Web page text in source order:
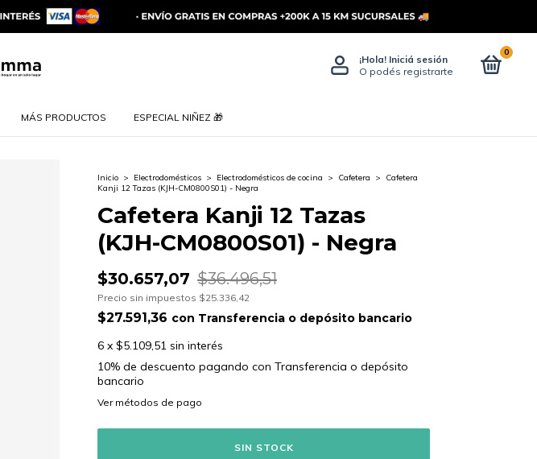
¡Hola! Iniciá sesión
O podés registrarte
0
MÁS PRODUCTOS ESPECIAL NIÑEZ 🎁
Inicio > Electrodomésticos > Electrodomésticos de cocina > Cafetera >
Cafetera
Kanji 12 Tazas (KJH-CM0800S01) - Negra
Cafetera Kanji 12 Tazas
(KJH-CM0800S01) - Negra
$30.657,07 $36.496,51
Precio sin impuestos $25.336,42
$27.591,36 con Transferencia o depósito bancario
6 x $5.109,51 sin interés
10% de descuento pagando con Transferencia o depósito
bancario
Ver más detalles